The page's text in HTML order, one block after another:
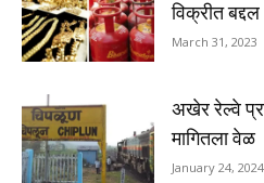
विक्रीत बद्दल
March 31, 2023
अखेर रेल्वे
मागितला वेळ
January 24, 2024